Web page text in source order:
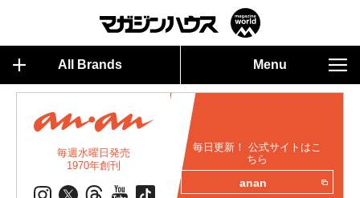
All Brands Menu
毎週水曜日発売
1970年創刊
毎日更新！ 公式サイトはこ
ちら
anan